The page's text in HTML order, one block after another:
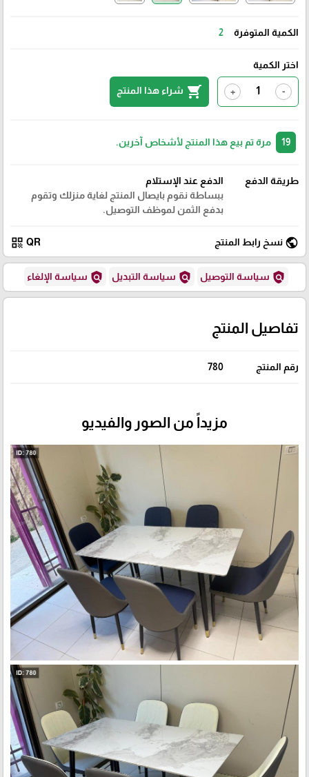
الكمية المتوفرة 2
اختر الكمية
-
+
shopping_cart شراء هذا المنتج
مرة تم بيع هذا المنتج لأشخاص آخرين.
طريقة الدفع
الدفع عند الإستلام
ببساطة نقوم بايصال المنتج لغاية منزلك وتقوم
بدفع الثمن لموظف التوصيل.
public نسخ رابط المنتج QR
qr_code
policy سياسة التوصيل policy سياسة التبديل policy سياسة الإلغاء
تفاصيل المنتج
رقم المنتج 780
مزيداً من الصور والفيديو